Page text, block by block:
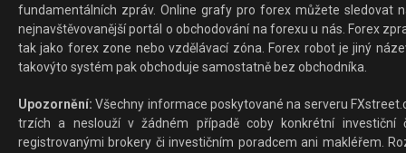
fundamentálních zpráv. Online grafy pro forex můžete sledovat
nejnavštěvovanější portál o obchodování na forexu u nás. Forex
tak jako forex zone nebo vzdělávací zóna. Forex robot je jiný
takovýto systém pak obchoduje samostatně bez obchodníka.
Upozornění: Všechny informace poskytované na serveru
trzích a neslouží v žádném případě coby konkrétní investiční
registrovanými brokery či investičním poradcem ani makléřem.